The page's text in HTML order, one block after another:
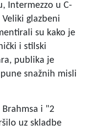
Intermezzo u C-
glazbeni
su kako je
i stilski
publika je
snažnih misli
i "2
uz skladbe